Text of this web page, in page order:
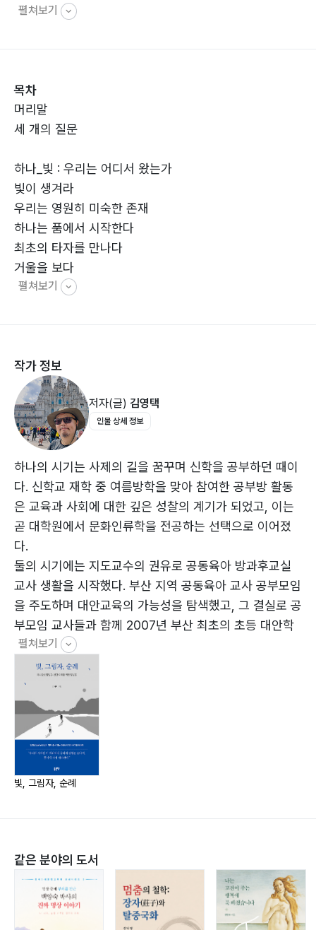
해 자신을 인식하고, 관계 속에서 갈등하고 성장하며
‘과정으로서의 여정’으로 바라본다. 걷고 또 걷는 반복 속
에서, 우리는 스스로에게 질문을 던지고 결국 그 질문을
내려놓는 법을 배우게 된다.
이 책은 나라는 존재는 고정된 실체가 아니라 타자와의 관
계 속에서 끊임없이 생성되는 존재이며, 삶은 그 관계와
성찰을 통해 완성되어 가는 과정임을 이야기한다. 《빛, 그
림자, 순례》는 삶의 갈림길에서 방을 묻는 이들에게, 생각
의 출발점이 되어 주는 책이다.
펼쳐보기
목차
머리말
세 개의 질문
하나_빛 : 우리는 어디서 왔는가
빛이 생겨라
우리는 영원히 미숙한 존재
하나는 품에서 시작한다
최초의 타자를 만나다
거울을 보다
거울에 빠지다
말하는 대로
아버지의 이름으로
가족의 탄생
개인의 발견
새는 알에서 나오려고 투쟁한다
타자는 천사인가, 악마인가
타자와 거리 유지
둘이 등장하는 무대
둘에서 셋으로
셋_순례 : 우리는 어디로 가는가
우리로서 하나
환대하는 우리
우리는 어디로 가는가
맺음말: 우리가 등장할 순간
펼쳐보기
작가 정보
저자(글) 김영택
인물 상세 정보
하나의 시기는 사제의 길을 꿈꾸며 신학을 공부하던 때이
다. 신학교 재학 중 여름방학을 맞아 참여한 공부방 활동
은 교육과 사회에 대한 깊은 성찰의 계기가 되었고, 이는
곧 대학원에서 문화인류학을 전공하는 선택으로 이어졌
다.
둘의 시기에는 지도교수의 권유로 공동육아 방과후교실
교사 생활을 시작했다. 부산 지역 공동육아 교사 공부모임
을 주도하며 대안교육의 가능성을 탐색했고, 그 결실로 공
부모임 교사들과 함께 2007년 부산 최초의 초등 대안학
교인 ‘꽃피는학교’를 설립했다.
셋의 시기는 꽃피는학교 교사로서 학생들과 호흡하는 삶
이다. 초등부터 고등학교 과정까지 학생들을 직접 지도하
며, 한 존재가 독립된 주체로 성장하는 과정을 깊이 있게
관찰해 왔다. 급변하는 환경 속에서 아이들의 성장이 점점
더 어려워지는 현실을 직시하며, 하나둘셋 발달론을 바탕
으로 여전히 현장에서 학생들과 만나고 있다.
펼쳐보기
빛, 그림자, 순례
같은 분야의 도서